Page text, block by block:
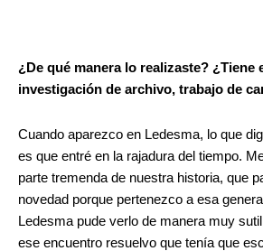
¿De qué manera lo realizaste? ¿Tiene
investigación de archivo, trabajo de
Cuando aparezco en Ledesma, lo que
es que entré en la rajadura del tiempo.
parte tremenda de nuestra historia, que
novedad porque pertenezco a esa
Ledesma pude verlo de manera muy
ese encuentro resuelvo que tenía que